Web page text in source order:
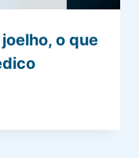
o que